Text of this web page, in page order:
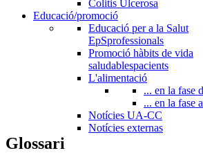
Colitis Ulcerosa
Educació/promoció
Educació per a la Salut
EpSprofessionals
Promoció hàbits de vida
saludablespacients
L'alimentació
... en la fase
... en la fase
Notícies UA-CC
Notícies externas
Glossari